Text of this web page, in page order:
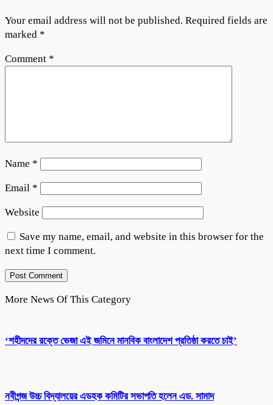
Your email address will not be published. Required fields are
marked *
Comment *
Name *
Email *
Website
Save my name, email, and website in this browser for the
next time I comment.
More News Of This Category
‘শহীদদের রক্তে ভেজা এই জমিনে মানবিক বাংলাদেশ প্রতিষ্ঠা করতে চাই’
নবীগন্জ উচ্চ বিদ্যালয়ের এডহক কমিটির সভাপতি হলেন এড. সামাদ